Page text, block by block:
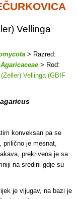
Vellinga
> Razred:
Agaricaceae > Rod:
(Zeller) Vellinga (GBIF
konveksan pa se
prilično je mesnat,
prekrivena je sa
na sredini gdje su
je vijugav, na bazi je